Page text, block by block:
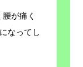
が痛く
なってし